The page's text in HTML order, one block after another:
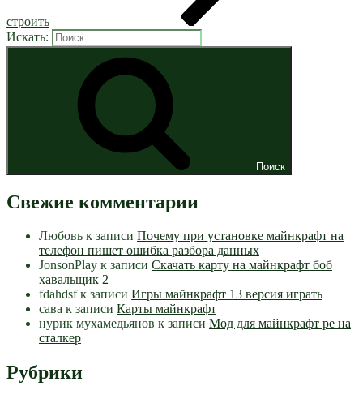
строить
Искать:
Поиск
Свежие комментарии
Любовь к записи Почему при установке майнкрафт на
телефон пишет ошибка разбора данных
JonsonPlay к записи Скачать карту на майнкрафт боб
хавальщик 2
fdahdsfк записи Игры майнкрафт 13 версия играть
сава к записи Карты майнкрафт
нурик мухамедьянов к записи Мод для майнкрафт pe на
сталкер
Рубрики